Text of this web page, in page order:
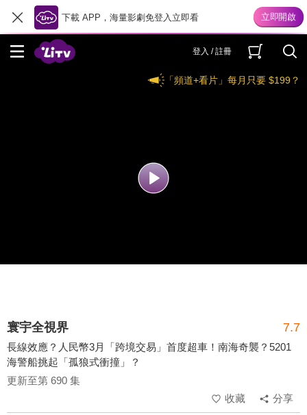
下載 APP，海量影劇免登入立即看
登入 / 註冊
「頻道+看片」每月只要 $199？
寰宇全視界 7.7
長線效應？人民幣3月「跨境交易」首度超車！南海奇襲？5201
海警船挑起「孤狼式衝撞」？
更新至第 690 集
收藏
分享